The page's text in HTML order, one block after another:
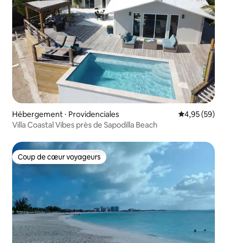
Hébergement ⋅ Providenciales Évaluation
4,95 (59)
Villa Coastal Vibes près de Sapodilla Beach
Coup de cœur voyageurs
Coup de cœur voyageurs